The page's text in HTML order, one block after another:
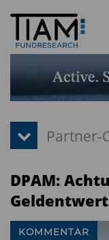
DPAM:
KOMMENTAR